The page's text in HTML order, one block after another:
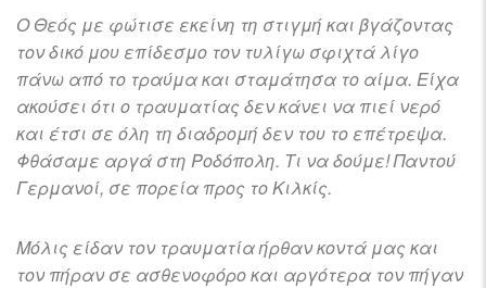
Ο Θεός με φώτισε εκείνη τη στιγμή και βγάζοντας
τον δικό μου επίδεσμο τον τυλίγω σφιχτά λίγο
πάνω από το τραύμα και σταμάτησα το αίμα. Είχα
ακούσει ότι ο τραυματίας δεν κάνει να πιεί νερό
και έτσι σε όλη τη διαδρομή δεν του το επέτρεψα.
Φθάσαμε αργά στη Ροδόπολη. Τι να δούμε! Παντού
Γερμανοί, σε πορεία προς το Κιλκίς.
Μόλις είδαν τον τραυματία ήρθαν κοντά μας και
τον πήραν σε ασθενοφόρο και αργότερα τον πήγαν